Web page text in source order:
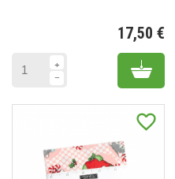
17,50 €
Add
favorite_border